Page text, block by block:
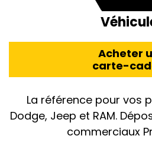
Acheter
carte-
La référence pour vos
Dodge, Jeep et RAM.
commerciaux